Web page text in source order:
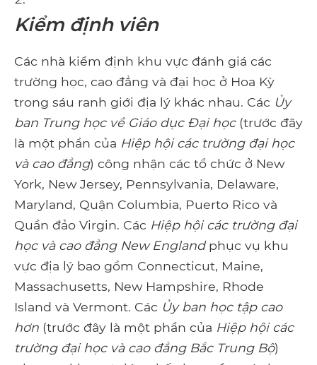
Kiểm định viên
Các nhà kiểm định khu vực đánh giá các
trường học, cao đẳng và đại học ở Hoa Kỳ
trong sáu ranh giới địa lý khác nhau. Các Ủy
ban Trung học về Giáo dục Đại học(trước đây
là một phần của Hiệp hội các trường đại học
và cao đẳng) công nhận các tổ chức ở New
York, New Jersey, Pennsylvania, Delaware,
Maryland, Quận Columbia, Puerto Rico và
Quần đảo Virgin. Các Hiệp hội các trường đại
học và cao đẳng New Englandphục vụ khu
vực địa lý bao gồm Connecticut, Maine,
Massachusetts, New Hampshire, Rhode
Island và Vermont. Các Ủy ban học tập cao
hơn (trước đây là một phần của Hiệp hội các
trường đại học và cao đẳng Bắc Trung Bộ)